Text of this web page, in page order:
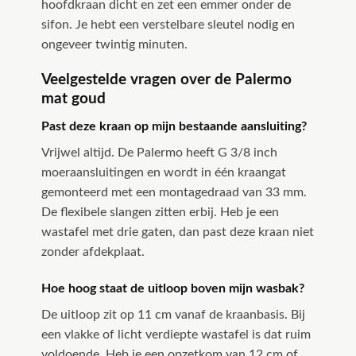
hoofdkraan dicht en zet een emmer onder de
sifon. Je hebt een verstelbare sleutel nodig en
ongeveer twintig minuten.
Veelgestelde vragen over de Palermo
mat goud
Past deze kraan op mijn bestaande aansluiting?
Vrijwel altijd. De Palermo heeft G 3/8 inch
moeraansluitingen en wordt in één kraangat
gemonteerd met een montagedraad van 33 mm.
De flexibele slangen zitten erbij. Heb je een
wastafel met drie gaten, dan past deze kraan niet
zonder afdekplaat.
Hoe hoog staat de uitloop boven mijn wasbak?
De uitloop zit op 11 cm vanaf de kraanbasis. Bij
een vlakke of licht verdiepte wastafel is dat ruim